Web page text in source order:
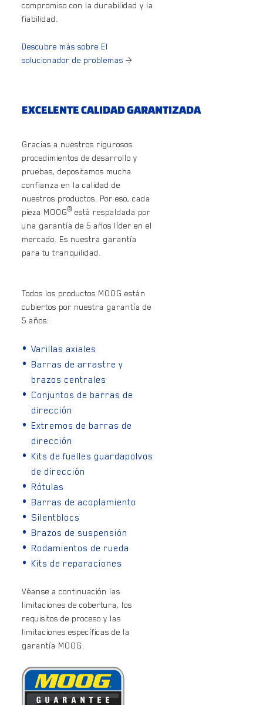
compromiso con la durabilidad y la
fiabilidad.
Descubre más sobre El
solucionador de problemas >
EXCELENTE CALIDAD GARANTIZADA
Gracias a nuestros rigurosos
procedimientos de desarrollo y
pruebas, depositamos mucha
confianza en la calidad de
nuestros productos. Por eso, cada
pieza MOOG® está respaldada por
una garantía de 5 años líder en el
mercado. Es nuestra garantía
para tu tranquilidad.
Todos los productos MOOG están
cubiertos por nuestra garantía de
5 años:
Varillas axiales
Barras de arrastre y
brazos centrales
Conjuntos de barras de
dirección
Extremos de barras de
dirección
Kits de fuelles guardapolvos
de dirección
Rótulas
Barras de acoplamiento
Silentblocs
Brazos de suspensión
Rodamientos de rueda
Kits de reparaciones
Véanse a continuación las
limitaciones de cobertura, los
requisitos de proceso y las
limitaciones específicas de la
garantía MOOG.